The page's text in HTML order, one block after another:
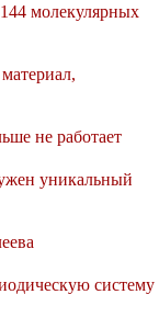
молекулярных
не работает
уникальный
систему